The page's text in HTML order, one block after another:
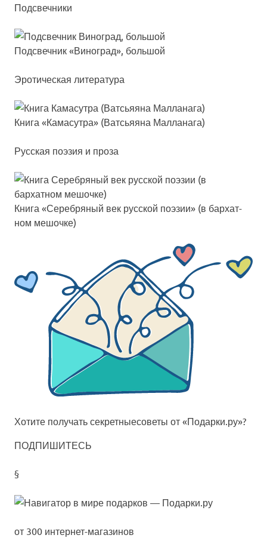
Подсвечники
Под­свеч­ник «Виног­рад», боль­шой
Эротическая литература
Кни­га «Кама­сут­ра» (Ватсь­яяна Мал­ла­на­га)
Русская поэзия и проза
Кни­га «Сереб­ря­ный век рус­ской по­эзии» (в бар­хат­
ном ме­шоч­ке)
Хотите получать секретныесоветы от «Подарки.ру»?
ПОДПИШИТЕСЬ
§
от 300 интернет-магазинов